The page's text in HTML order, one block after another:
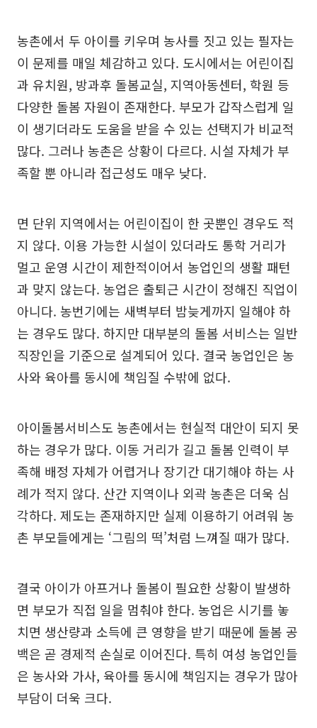
농촌에서 두 아이를 키우며 농사를 짓고 있는 필자는
이 문제를 매일 체감하고 있다. 도시에서는 어린이집
과 유치원, 방과후 돌봄교실, 지역아동센터, 학원 등
다양한 돌봄 자원이 존재한다. 부모가 갑작스럽게 일
이 생기더라도 도움을 받을 수 있는 선택지가 비교적
많다. 그러나 농촌은 상황이 다르다. 시설 자체가 부
족할 뿐 아니라 접근성도 매우 낮다.
면 단위 지역에서는 어린이집이 한 곳뿐인 경우도 적
지 않다. 이용 가능한 시설이 있더라도 통학 거리가
멀고 운영 시간이 제한적이어서 농업인의 생활 패턴
과 맞지 않는다. 농업은 출퇴근 시간이 정해진 직업이
아니다. 농번기에는 새벽부터 밤늦게까지 일해야 하
는 경우도 많다. 하지만 대부분의 돌봄 서비스는 일반
직장인을 기준으로 설계되어 있다. 결국 농업인은 농
사와 육아를 동시에 책임질 수밖에 없다.
아이돌봄서비스도 농촌에서는 현실적 대안이 되지 못
하는 경우가 많다. 이동 거리가 길고 돌봄 인력이 부
족해 배정 자체가 어렵거나 장기간 대기해야 하는 사
례가 적지 않다. 산간 지역이나 외곽 농촌은 더욱 심
각하다. 제도는 존재하지만 실제 이용하기 어려워 농
촌 부모들에게는 ‘그림의 떡’처럼 느껴질 때가 많다.
결국 아이가 아프거나 돌봄이 필요한 상황이 발생하
면 부모가 직접 일을 멈춰야 한다. 농업은 시기를 놓
치면 생산량과 소득에 큰 영향을 받기 때문에 돌봄 공
백은 곧 경제적 손실로 이어진다. 특히 여성 농업인들
은 농사와 가사, 육아를 동시에 책임지는 경우가 많아
부담이 더욱 크다.